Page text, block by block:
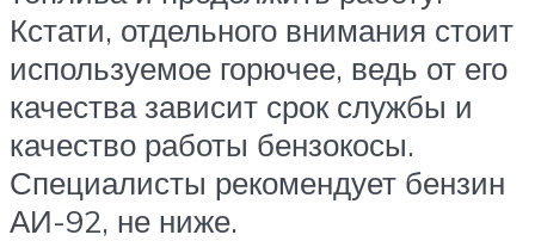
Кстати, отдельного внимания стоит
используемое горючее, ведь от его
качества зависит срок службы и
качество работы бензокосы.
Специалисты рекомендует бензин
АИ-92, не ниже.